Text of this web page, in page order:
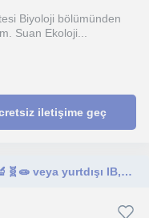
Biyoloji bölümünden
Suan Ekoloji...
iletişime geç
Biyoloji dersi ve mezun gruplar için🔬🧬🧫 veya yurtdışı IB,AP programlarına hazırlık science / biology